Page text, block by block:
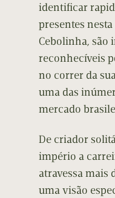
identificar
presentes
Cebolinha, são
reconhecíveis
no correr da
uma das
mercado
De criador
império a
atravessa mais
uma visão